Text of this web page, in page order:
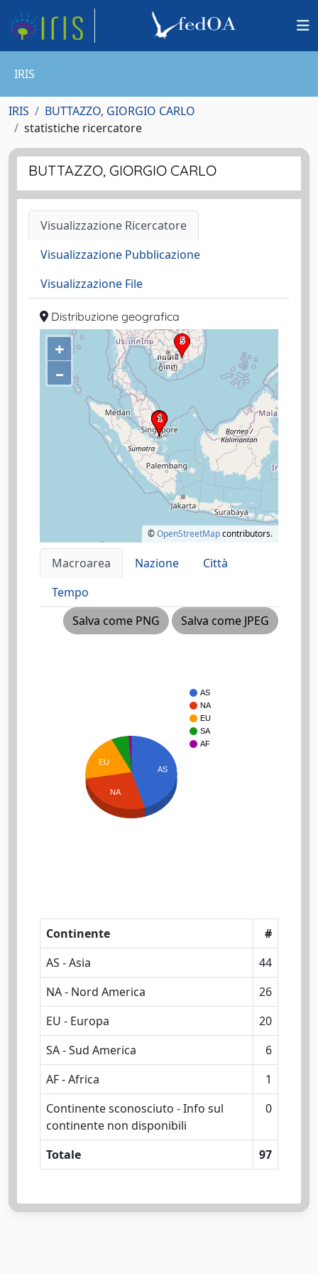
IRIS
IRIS
BUTTAZZO, GIORGIO CARLO
statistiche ricercatore
BUTTAZZO, GIORGIO CARLO
Visualizzazione Ricercatore
Visualizzazione Pubblicazione
Visualizzazione File
Distribuzione geografica
+
–
©OpenStreetMapcontributors.
Macroarea Nazione
Città
Tempo
Salva come PNG
Salva come JPEG
AS
NA
EU
SA
AF
AS
EU
NA
Continente
#
AS - Asia
44
NA - Nord America
26
EU - Europa
20
SA - Sud America
6
AF - Africa
1
Continente sconosciuto - Info sul
continente non disponibili
0
Totale 97